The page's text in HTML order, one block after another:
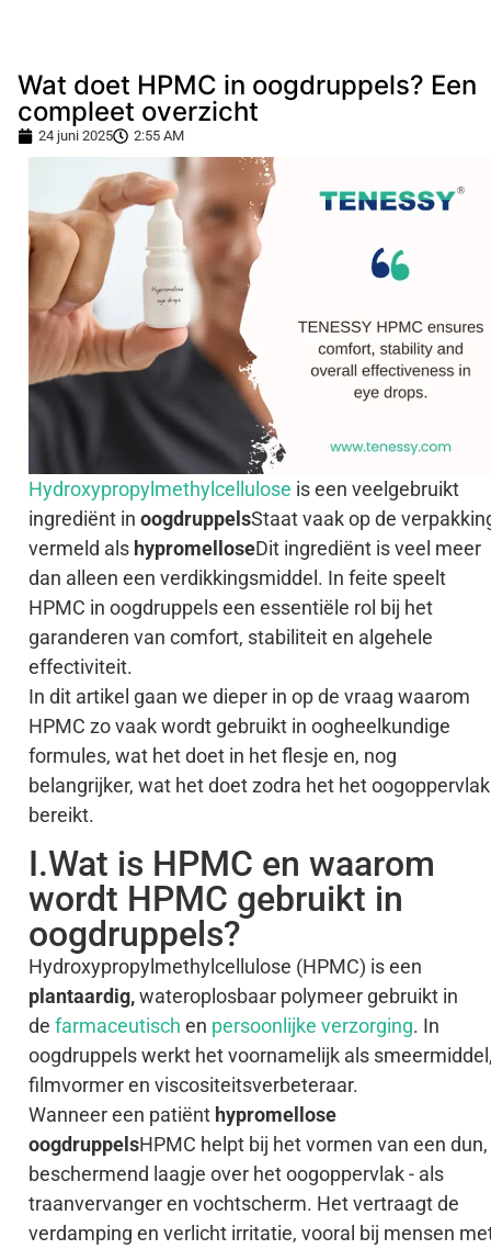
Wat doet HPMC in oogdruppels? Een
compleet overzicht
24 juni 2025 2:55 AM
Hydroxypropylmethylcellulose is een veelgebruikt
ingrediënt in oogdruppelsStaat vaak op de
vermeld als hypromelloseDit ingrediënt is veel meer
dan alleen een verdikkingsmiddel. In feite speelt
HPMC in oogdruppels een essentiële rol bij het
garanderen van comfort, stabiliteit en algehele
effectiviteit.
In dit artikel gaan we dieper in op de vraag waarom
HPMC zo vaak wordt gebruikt in oogheelkundige
formules, wat het doet in het flesje en, nog
belangrijker, wat het doet zodra het het oogoppervlak
bereikt.
I.Wat is HPMC en waarom
wordt HPMC gebruikt in
oogdruppels?
Hydroxypropylmethylcellulose (HPMC) is een
plantaardig,wateroplosbaar polymeer gebruikt in
de farmaceutisch en persoonlijke verzorging. In
oogdruppels werkt het voornamelijk als
filmvormer en viscositeitsverbeteraar.
Wanneer een patiënt hypromellose
oogdruppelsHPMC helpt bij het vormen van een dun,
beschermend laagje over het oogoppervlak - als
traanvervanger en vochtscherm. Het vertraagt de
verdamping en verlicht irritatie, vooral bij mensen